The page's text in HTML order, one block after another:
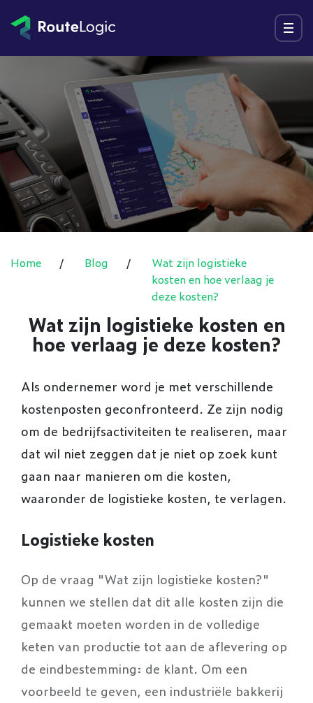
Menu
Home / Blog /
Wat zijn logistieke
kosten en hoe verlaag je
deze kosten?
Wat zijn logistieke kosten en
hoe verlaag je deze kosten?
Als ondernemer word je met verschillende
kostenposten geconfronteerd. Ze zijn nodig
om de bedrijfsactiviteiten te realiseren, maar
dat wil niet zeggen dat je niet op zoek kunt
gaan naar manieren om die kosten,
waaronder de logistieke kosten, te verlagen.
Logistieke kosten
Op de vraag "Wat zijn logistieke kosten?"
kunnen we stellen dat dit alle kosten zijn die
gemaakt moeten worden in de volledige
keten van productie tot aan de aflevering op
de eindbestemming: de klant. Om een
voorbeeld te geven, een industriële bakkerij